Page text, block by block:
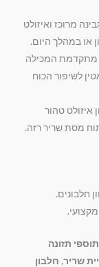
מרוכז ואיזולט
או במהלך היום.
מתקדמת המכילה
לשיפור הכוח
איזולט טהור
מסת שריר רזה.
חלבונים.
תוספי תזונה
שריר, חלבון